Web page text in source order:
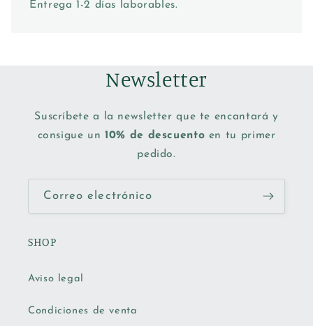
Entrega 1-2 días laborables.
Newsletter
Suscríbete a la newsletter que te encantará y
consigue un10% de descuento en tu primer
pedido.
Correo electrónico
SHOP
Aviso legal
Condiciones de venta